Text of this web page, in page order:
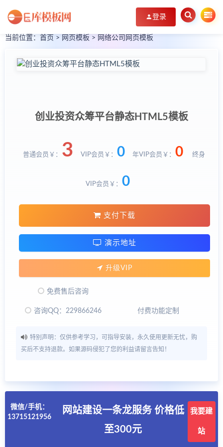
登录
当前位置： 首页 > 网页模板 > 网络公司网页模板
创业投资众筹平台静态HTML5模板
普通会员￥： 3 VIP会员￥： 0 年VIP会员￥： 0 终身
VIP会员￥： 0
支付下载
演示地址
升级VIP
免费售后咨询
咨询QQ：229866246 付费功能定制
特别声明：仅供参考学习，可指导安装，永久使用更新无忧，购
买后不支持退款。如果源码侵犯了您的利益请留言告知！
微信/手机：
13715121956
网站建设一条龙服务 价格低
至300元
我要建
站